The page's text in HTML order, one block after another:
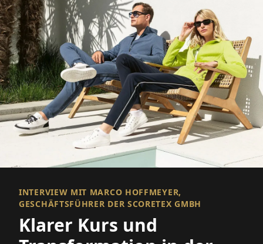
INTERVIEW MIT MARCO HOFFMEYER,
GESCHÄFTSFÜHRER DER SCORETEX GMBH
Klarer Kurs und